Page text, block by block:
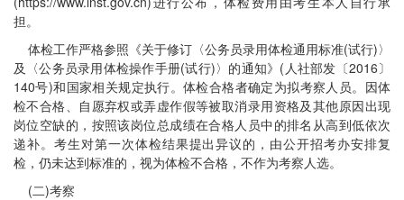
担。
体检工作严格参照《关于修订〈公务员录用体检通用标准(试行)〉
及〈公务员录用体检操作手册(试行)〉的通知》(人社部发〔2016〕
140号)和国家相关规定执行。体检合格者确定为拟考察人员。因体
检不合格、自愿弃权或弄虚作假等被取消录用资格及其他原因出现
岗位空缺的，按照该岗位总成绩在合格人员中的排名从高到低依次
递补。考生对第一次体检结果提出异议的，由公开招考办安排复
检，仍未达到标准的，视为体检不合格，不作为考察人选。
(二)考察